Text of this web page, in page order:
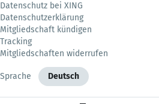
Datenschutz bei XING
Datenschutzerklärung
Mitgliedschaft kündigen
Tracking
Mitgliedschaften widerrufen
Sprache Deutsch